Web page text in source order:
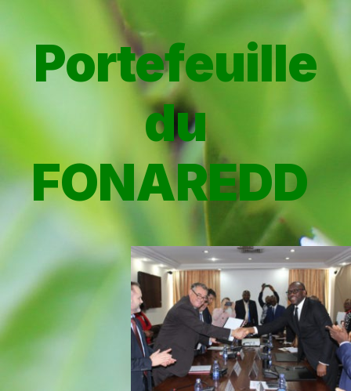
Portefeuille
du
FONAREDD